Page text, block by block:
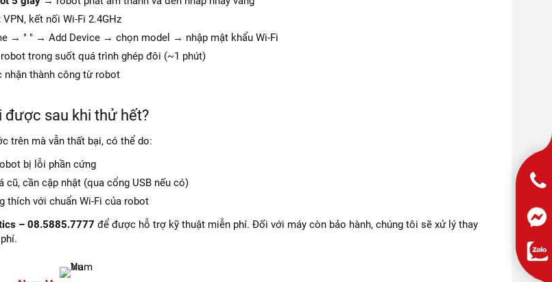
kết nối Wi-Fi 2.4GHz
→ " " → Add Device → chọn model → nhập mật khẩu Wi-Fi
trong suốt quá trình ghép đôi (~1 phút)
nhận thành công từ robot
được sau khi thử hết?
trên mà vẫn thất bại, có thể do:
bị lỗi phần cứng
cũ, cần cập nhật (qua cổng USB nếu có)
thích với chuẩn Wi-Fi của robot
– 08.5885.7777 để được hỗ trợ kỹ thuật miễn phí. Đối với máy còn bảo hành, chúng tôi sẽ xử lý thay